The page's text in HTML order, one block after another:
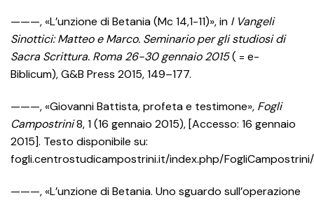
———, «L’unzione di Betania (Mc 14,1-11)», in I Vangeli
Sinottici: Matteo e Marco. Seminario per gli studiosi di
Sacra Scrittura. Roma 26-30 gennaio 2015( = e-
Biblicum), G&B Press 2015, 149–177.
———, «Giovanni Battista, profeta e testimone», Fogli
Campostrini8, 1 (16 gennaio 2015), [Accesso: 16 gennaio
2015]. Testo disponibile su:
fogli.centrostudicampostrini.it/index.php/
———, «L’unzione di Betania. Uno sguardo sull’operazione